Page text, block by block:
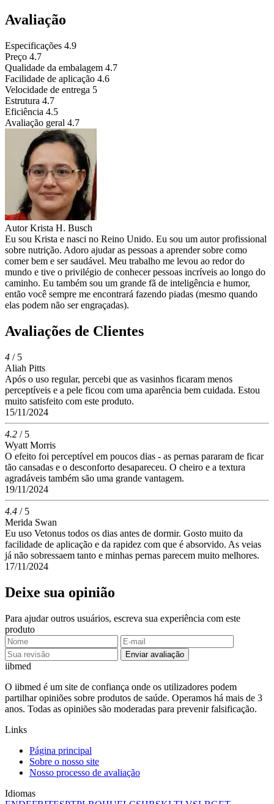
Avaliação
Especificações 4.9
Preço 4.7
Qualidade da embalagem 4.7
Facilidade de aplicação 4.6
Velocidade de entrega 5
Estrutura 4.7
Eficiência 4.5
Avaliação geral 4.7
Autor Krista H. Busch
Eu sou Krista e nasci no Reino Unido. Eu sou um autor profissional
sobre nutrição. Adoro ajudar as pessoas a aprender sobre como
comer bem e ser saudável. Meu trabalho me levou ao redor do
mundo e tive o privilégio de conhecer pessoas incríveis ao longo do
caminho. Eu também sou um grande fã de inteligência e humor,
então você sempre me encontrará fazendo piadas (mesmo quando
elas podem não ser engraçadas).
Avaliações de Clientes
4 / 5
Aliah Pitts
Após o uso regular, percebi que as vasinhos ficaram menos
perceptíveis e a pele ficou com uma aparência bem cuidada. Estou
muito satisfeito com este produto.
15/11/2024
4.2 / 5
Wyatt Morris
O efeito foi perceptível em poucos dias - as pernas pararam de ficar
tão cansadas e o desconforto desapareceu. O cheiro e a textura
agradáveis também são uma grande vantagem.
19/11/2024
4.4 / 5
Merida Swan
Eu uso Vetonus todos os dias antes de dormir. Gosto muito da
facilidade de aplicação e da rapidez com que é absorvido. As veias
já não sobressaem tanto e minhas pernas parecem muito melhores.
17/11/2024
Deixe sua opinião
Para ajudar outros usuários, escreva sua experiência com este
produto
Enviar avaliação
iibmed
O iibmed é um site de confiança onde os utilizadores podem
partilhar opiniões sobre produtos de saúde. Operamos há mais de 3
anos. Todas as opiniões são moderadas para prevenir falsificação.
Links
Página principal
Sobre o nosso site
Nosso processo de avaliação
Idiomas